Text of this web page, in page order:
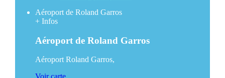
Aéroport de Roland Garros
+Infos
Aéroport de Roland Garros
Aéroport Roland Garros,